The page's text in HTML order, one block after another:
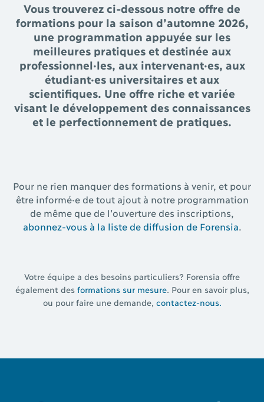
Vous trouverez ci-dessous notre offre de
formations pour la saison d’automne 2026,
une programmation appuyée sur les
meilleures pratiques et destinée aux
professionnel·les, aux intervenant·es, aux
étudiant·es universitaires et aux
scientifiques. Une offre riche et variée
visant le développement des connaissances
et le perfectionnement de pratiques.
Pour ne rien manquer des formations à venir, et pour
être informé·e de tout ajout à notre programmation
de même que de l’ouverture des inscriptions,
abonnez-vous à la liste de diffusion de Forensia
Votre équipe a des besoins particuliers? Forensia offre
également des formations sur mesure. Pour en savoir plus,
ou pour faire une demande, contactez-nous.